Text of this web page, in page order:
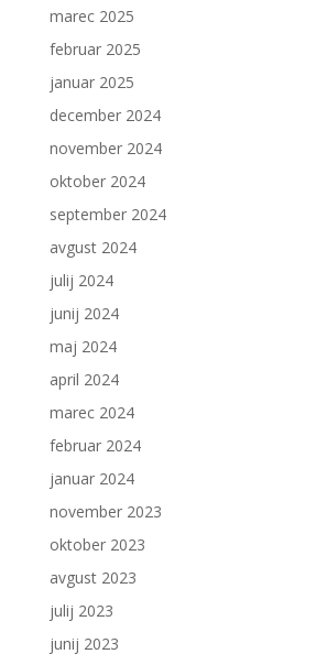
marec 2025
februar 2025
januar 2025
december 2024
november 2024
oktober 2024
september 2024
avgust 2024
julij 2024
junij 2024
maj 2024
april 2024
marec 2024
februar 2024
januar 2024
november 2023
oktober 2023
avgust 2023
julij 2023
junij 2023